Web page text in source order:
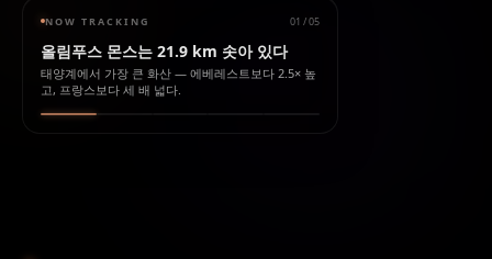
NOW TRACKING 01 /05
올림푸스 몬스는 21.9 km 솟아 있다
태양계에서 가장 큰 화산 — 에베레스트보다 2.5× 높
고, 프랑스보다 세 배 넓다.